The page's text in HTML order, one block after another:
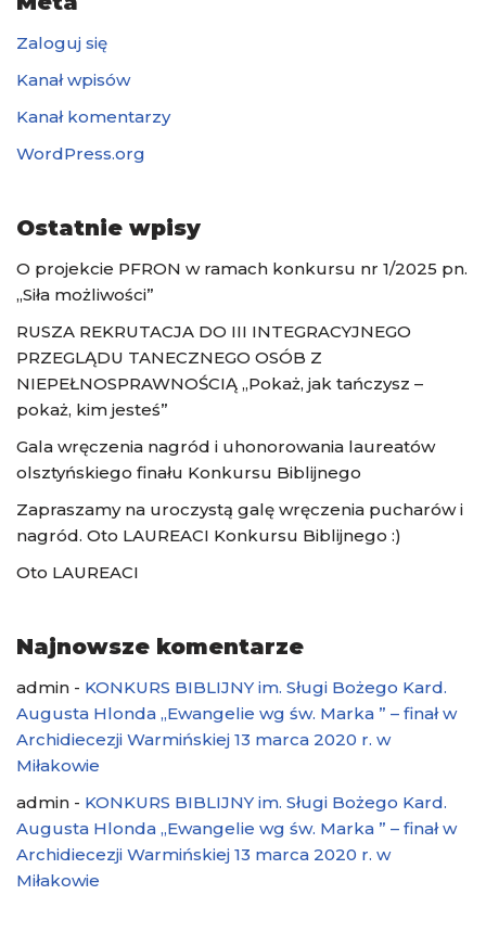
Zaloguj się
Kanał wpisów
Kanał komentarzy
WordPress.org
Ostatnie wpisy
O projekcie PFRON w ramach konkursu nr 1/2025 pn.
„Siła możliwości”
RUSZA REKRUTACJA DO III INTEGRACYJNEGO
PRZEGLĄDU TANECZNEGO OSÓB Z
NIEPEŁNOSPRAWNOŚCIĄ „Pokaż, jak tańczysz –
pokaż, kim jesteś”
Gala wręczenia nagród i uhonorowania laureatów
olsztyńskiego finału Konkursu Biblijnego
Zapraszamy na uroczystą galę wręczenia pucharów i
nagród. Oto LAUREACI Konkursu Biblijnego :)
Oto LAUREACI
Najnowsze komentarze
admin - KONKURS BIBLIJNY im. Sługi Bożego Kard.
Augusta Hlonda „Ewangelie wg św. Marka ” – finał w
Archidiecezji Warmińskiej 13 marca 2020 r. w
Miłakowie
admin - KONKURS BIBLIJNY im. Sługi Bożego Kard.
Augusta Hlonda „Ewangelie wg św. Marka ” – finał w
Archidiecezji Warmińskiej 13 marca 2020 r. w
Miłakowie